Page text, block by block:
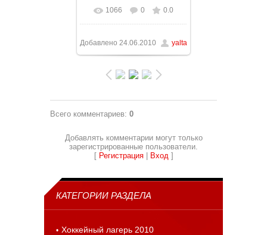
В реальном размере
1075x806/ 91.1Kb
1066 0 0.0
Добавлено 24.06.2010 yalta
Всего комментариев: 0
Добавлять комментарии могут только
зарегистрированные пользователи.
[ Регистрация| Вход ]
КАТЕГОРИИ РАЗДЕЛА
Хоккейный лагерь 2010